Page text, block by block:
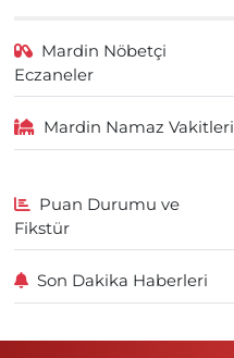
Mardin Nöbetçi
Eczaneler
Mardin Namaz Vakitleri
Puan Durumu ve
Fikstür
Son Dakika Haberleri